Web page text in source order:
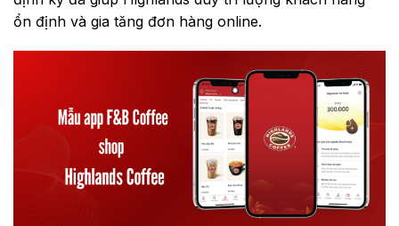
ổn định và gia tăng đơn hàng online.